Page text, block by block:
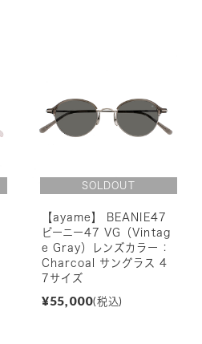
【ayame】 BEANIE47
ビーニー47 VG（Vintag
e Gray）レンズカラー：
Charcoal サングラス 4
7サイズ
¥55,000(税込)